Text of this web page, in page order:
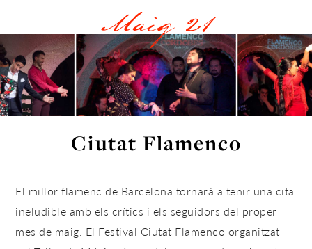
Maig 21
Ciutat Flamenco
El millor flamenc de Barcelona tornarà a tenir una cita
ineludible amb els crítics i els seguidors del proper
mes de maig. El Festival Ciutat Flamenco organitzat